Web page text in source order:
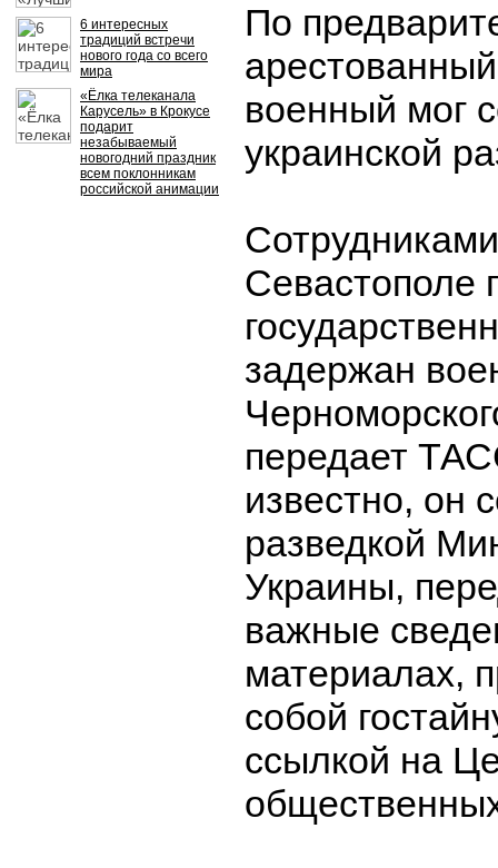
6 интересных
традиций встречи
нового года со всего
мира
«Ёлка телеканала
Карусель» в Крокусе
подарит
незабываемый
новогодний праздник
всем поклонникам
российской анимации
По
военный мог
украинской
Севастополе
задержан
передает
известно, он
разведкой
Украины,
важные
материалах,
собой
ссылкой на